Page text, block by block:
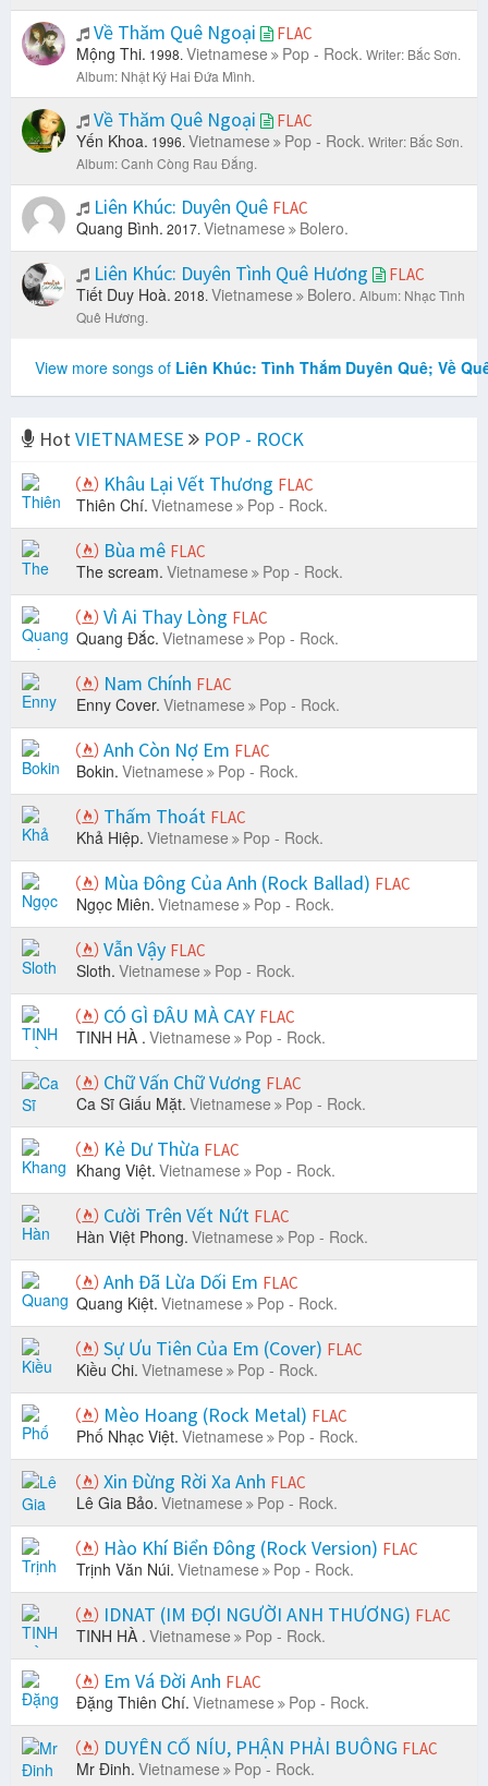
Về Thăm Quê Ngoại FLAC
Mộng Thi. 1998. Vietnamese Pop - Rock. Writer: Bắc Sơn.
Album: Nhật Ký Hai Đứa Mình.
Về Thăm Quê Ngoại FLAC
Yến Khoa. 1996. Vietnamese Pop - Rock. Writer: Bắc Sơn.
Album: Canh Còng Rau Đắng.
Liên Khúc: Duyên Quê FLAC
Quang Bình. 2017. Vietnamese Bolero.
Liên Khúc: Duyên Tình Quê Hương FLAC
Tiết Duy Hoà. 2018. Vietnamese Bolero. Album: Nhạc Tình
Quê Hương.
View more songs of Liên Khúc: Tình Thắm Duyên Quê; Về
HotVIETNAMESE
POP - ROCK
Khâu Lại Vết Thương FLAC
Thiên Chí. Vietnamese Pop - Rock.
Bùa mê FLAC
The scream. Vietnamese Pop - Rock.
Vì Ai Thay Lòng FLAC
Quang Đắc. Vietnamese Pop - Rock.
Nam Chính FLAC
Enny Cover. Vietnamese Pop - Rock.
Anh Còn Nợ Em FLAC
Bokin. Vietnamese Pop - Rock.
Thấm Thoát FLAC
Khả Hiệp. Vietnamese Pop - Rock.
Mùa Đông Của Anh (Rock Ballad) FLAC
Ngọc Miên. Vietnamese Pop - Rock.
Vẫn Vậy FLAC
Sloth. Vietnamese Pop - Rock.
CÓ GÌ ĐÂU MÀ CAY FLAC
TINH HÀ . Vietnamese Pop - Rock.
Chữ Vấn Chữ Vương FLAC
Ca Sĩ Giấu Mặt. Vietnamese Pop - Rock.
Kẻ Dư Thừa FLAC
Khang Việt. Vietnamese Pop - Rock.
Cười Trên Vết Nứt FLAC
Hàn Việt Phong. Vietnamese Pop - Rock.
Anh Đã Lừa Dối Em FLAC
Quang Kiệt. Vietnamese Pop - Rock.
Sự Ưu Tiên Của Em (Cover) FLAC
Kiều Chi. Vietnamese Pop - Rock.
Mèo Hoang (Rock Metal) FLAC
Phố Nhạc Việt. Vietnamese Pop - Rock.
Xin Đừng Rời Xa Anh FLAC
Lê Gia Bảo. Vietnamese Pop - Rock.
Hào Khí Biển Đông (Rock Version) FLAC
Trịnh Văn Núi. Vietnamese Pop - Rock.
IDNAT (IM ĐỢI NGƯỜI ANH THƯƠNG) FLAC
TINH HÀ . Vietnamese Pop - Rock.
Em Vá Đời Anh FLAC
Đặng Thiên Chí. Vietnamese Pop - Rock.
DUYÊN CỐ NÍU, PHẬN PHẢI BUÔNG FLAC
Mr Đinh. Vietnamese Pop - Rock.